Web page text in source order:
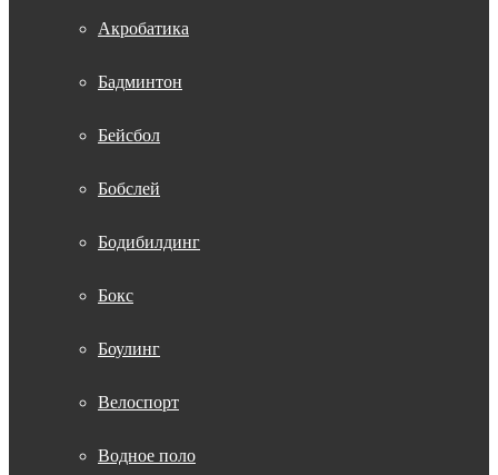
Акробатика
Бадминтон
Бейсбол
Бобслей
Бодибилдинг
Бокс
Боулинг
Велоспорт
Водное поло